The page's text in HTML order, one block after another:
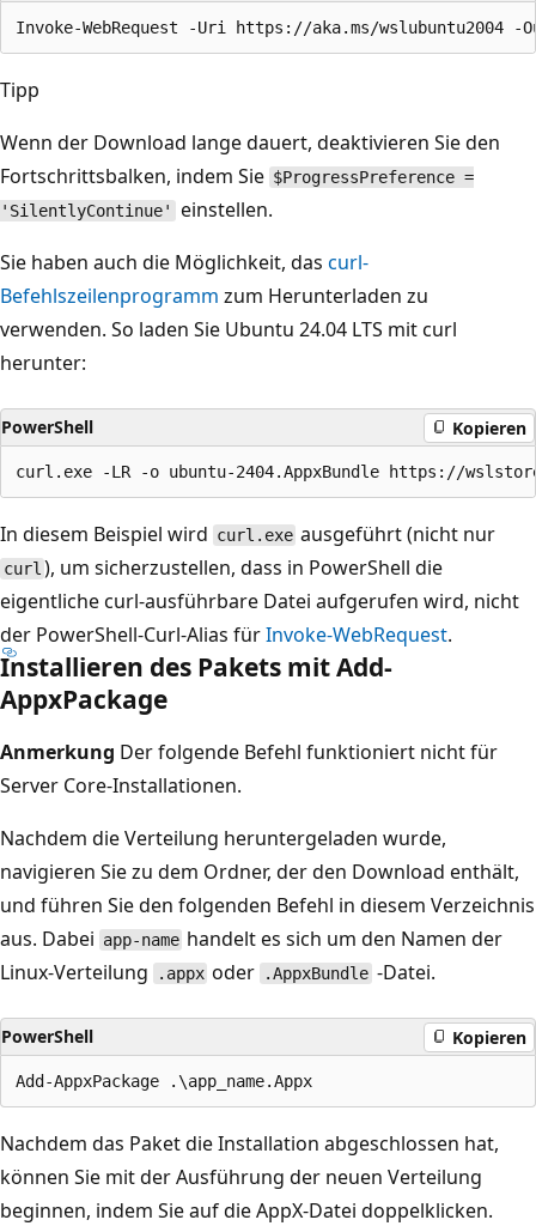
Tipp
Wenn der Download lange dauert, deaktivieren Sie den
Fortschrittsbalken, indem Sie $ProgressPreference =
'SilentlyContinue'
einstellen.
Sie haben auch die Möglichkeit, das curl-
Befehlszeilenprogramm zum Herunterladen zu
verwenden. So laden Sie Ubuntu 24.04 LTS mit curl
herunter:
PowerShell Kopieren
In diesem Beispiel wird curl.exe ausgeführt (nicht nur
curl ), um sicherzustellen, dass in PowerShell die
eigentliche curl-ausführbare Datei aufgerufen wird, nicht
der PowerShell-Curl-Alias fürInvoke-WebRequest.
Installieren des Pakets mit Add-
AppxPackage
Anmerkung Der folgende Befehl funktioniert nicht für
Server Core-Installationen.
Nachdem die Verteilung heruntergeladen wurde,
navigieren Sie zu dem Ordner, der den Download enthält,
und führen Sie den folgenden Befehl in diesem Verzeichnis
aus. Dabei app-name handelt es sich um den Namen der
Linux-Verteilung
.appx oder .AppxBundle -Datei.
PowerShell Kopieren
Nachdem das Paket die Installation abgeschlossen hat,
können Sie mit der Ausführung der neuen Verteilung
beginnen, indem Sie auf die AppX-Datei doppelklicken.